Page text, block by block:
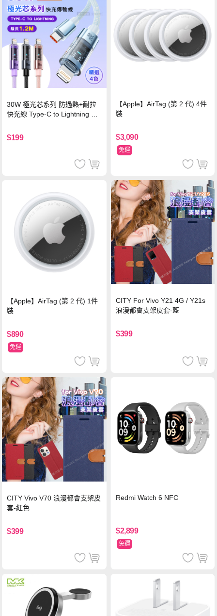
30W 極光芯系列 防過熱+耐拉
快充線 Type-C to Lightning 傳
$199
【Apple】AirTag (第 2 代) 4件
裝
$3,090
免運
【Apple】AirTag (第 2 代) 1件
裝
$890
免運
CITY For Vivo Y21 4G / Y21s
浪漫都會支架皮套-藍
$399
CITY Vivo V70 浪漫都會支架皮
套-紅色
$399
Redmi Watch 6 NFC
$2,899
免運